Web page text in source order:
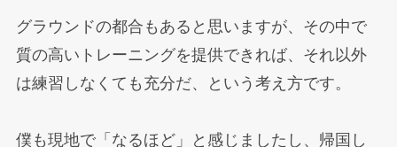
グラウンドの都合もあると思いますが、その中で
質の高いトレーニングを提供できれば、それ以外
は練習しなくても充分だ、という考え方です。
僕も現地で「なるほど」と感じましたし、帰国し